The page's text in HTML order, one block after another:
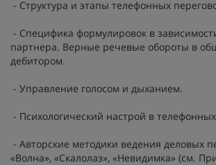
- Структура и этапы телефонных
- Специфика формулировок в
партнера. Верные речевые обороты в
дебитором.
- Управление голосом и дыханием.
- Психологический настрой в
- Авторские методики ведения деловых
«Волна», «Скалолаз», «Невидимка» (см.